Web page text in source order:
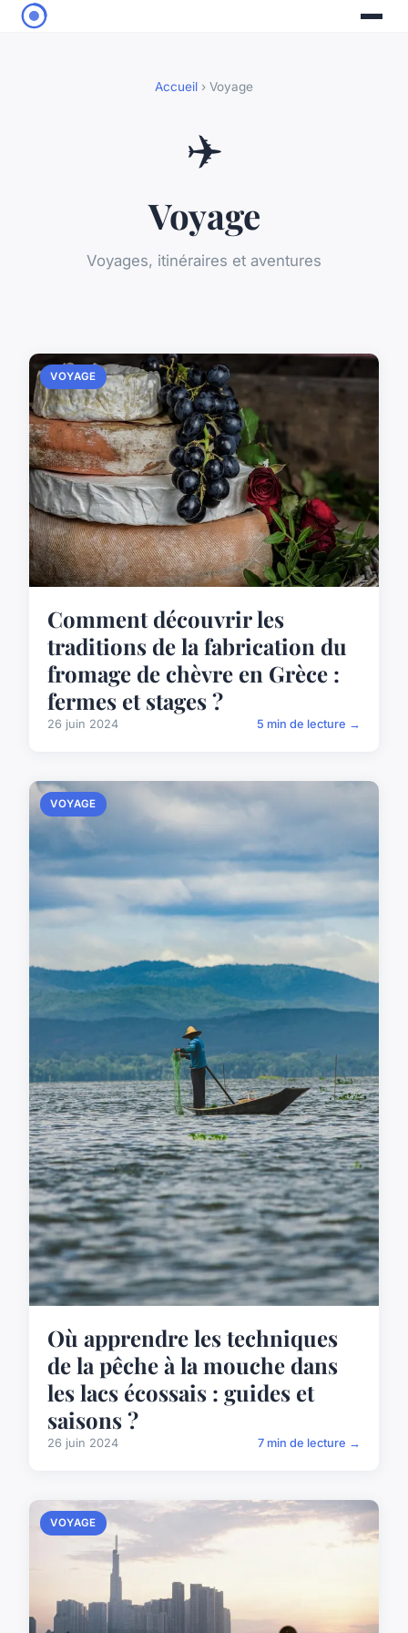
Accueil › Voyage
✈️
Voyage
Voyages, itinéraires et aventures
VOYAGE
Comment découvrir les
traditions de la fabrication du
fromage de chèvre en Grèce :
fermes et stages ?
26 juin 2024 5 min de lecture →
VOYAGE
Où apprendre les techniques
de la pêche à la mouche dans
les lacs écossais : guides et
saisons ?
26 juin 2024 7 min de lecture →
VOYAGE